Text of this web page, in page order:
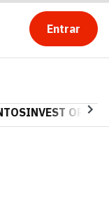
Entrar
INVEST OPINA